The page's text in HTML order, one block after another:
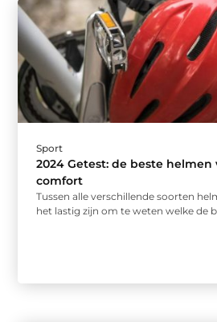
Sport
2024 Getest: de beste
comfort
Tussen alle verschillende soorten
het lastig zijn om te weten welke de